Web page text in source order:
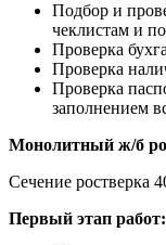
Подбор и
чеклистам и
Проверка
Проверка
Проверка
заполнением
Монолитный ж/б
Сечение ростверка
Первый этап работ: